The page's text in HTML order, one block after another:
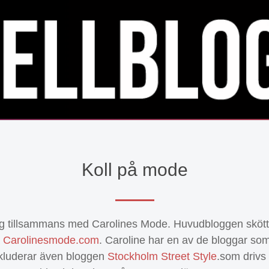
Koll på mode
tillsammans med Carolines Mode. Huvudbloggen
Carolinesmode.com. Caroline har en av de bloggar
även bloggen Stockholm Street Style.som